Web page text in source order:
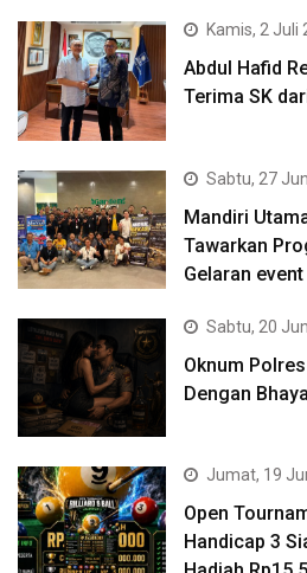
Kamis, 2 Juli
Abdul Hafid
Terima SK
Sabtu, 27
Mandiri
Tawarkan
Gelaran
Sabtu, 20
Oknum
Dengan
Jumat, 19
Open
Handicap 3